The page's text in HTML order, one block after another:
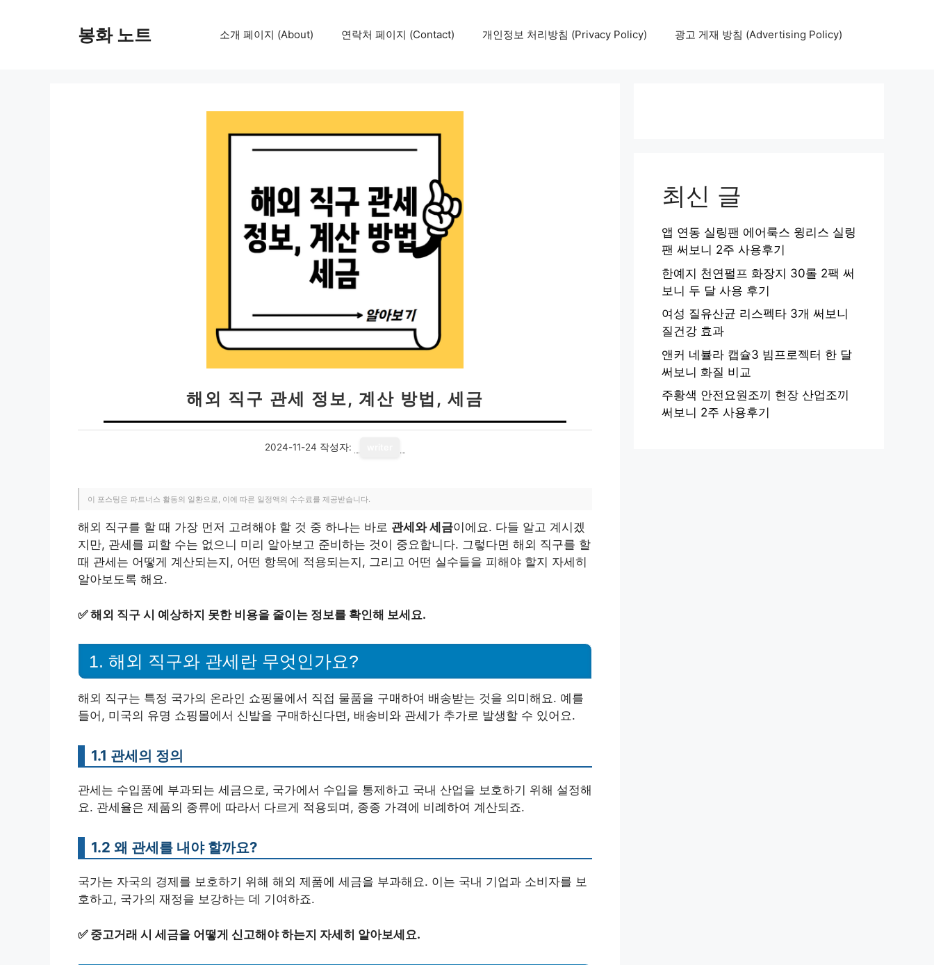
봉화 노트 소개 페이지 (About) 연락처 페이지 (Contact) 개인정보 처리방침 (Privacy Policy) 광고 게재 방침 (Advertising Policy)
해외 직구 관세 정보, 계산 방법, 세금
2024-11-24 작성자:
이 포스팅은 파트너스 활동의 일환으로, 이에 따른 일정액의 수수료를 제공받습니다.
해외 직구를 할 때 가장 먼저 고려해야 할 것 중 하나는 바로 관세와 세금이에요. 다들 알고 계시겠
지만, 관세를 피할 수는 없으니 미리 알아보고 준비하는 것이 중요합니다. 그렇다면 해외 직구를 할
때 관세는 어떻게 계산되는지, 어떤 항목에 적용되는지, 그리고 어떤 실수들을 피해야 할지 자세히
알아보도록 해요.
✅해외 직구 시 예상하지 못한 비용을 줄이는 정보를 확인해 보세요.
1. 해외 직구와 관세란 무엇인가요?
해외 직구는 특정 국가의 온라인 쇼핑몰에서 직접 물품을 구매하여 배송받는 것을 의미해요. 예를
들어, 미국의 유명 쇼핑몰에서 신발을 구매하신다면, 배송비와 관세가 추가로 발생할 수 있어요.
1.1 관세의 정의
관세는 수입품에 부과되는 세금으로, 국가에서 수입을 통제하고 국내 산업을 보호하기 위해 설정해
요. 관세율은 제품의 종류에 따라서 다르게 적용되며, 종종 가격에 비례하여 계산되죠.
1.2 왜 관세를 내야 할까요?
국가는 자국의 경제를 보호하기 위해 해외 제품에 세금을 부과해요. 이는 국내 기업과 소비자를 보
호하고, 국가의 재정을 보강하는 데 기여하죠.
✅ 중고거래 시 세금을 어떻게 신고해야 하는지 자세히 알아보세요.
최신 글
앱 연동 실링팬 에어룩스 윙리스 실링
팬 써보니 2주 사용후기
한예지 천연펄프 화장지 30롤 2팩 써
보니 두 달 사용 후기
여성 질유산균 리스펙타 3개 써보니
질건강 효과
앤커 네뷸라 캡슐3 빔프로젝터 한 달
써보니 화질 비교
주황색 안전요원조끼 현장 산업조끼
써보니 2주 사용후기